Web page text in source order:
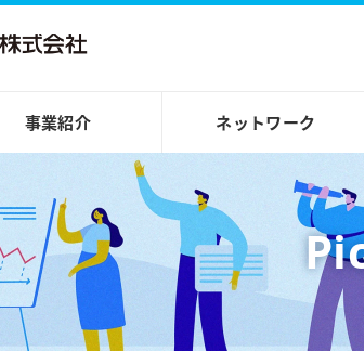
事業紹介 ネットワーク